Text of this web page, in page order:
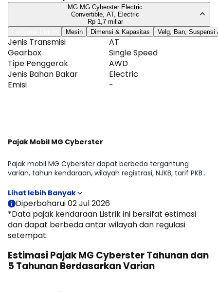
sehari-hari: efisiensi, kemudahan manuver, dan perawatan.
Tabel lengkap tersedia di halaman Spesifikasi MG
MG MG Cyberster Electric
Convertible, AT, Electric
Rp 1,7 miliar
Mesin Dimensi & Kapasitas Velg, Ban, Suspensi
Jenis Transmisi
AT
Gearbox
Single Speed
Tipe Penggerak
AWD
Jenis Bahan Bakar
Electric
Emisi
-
Pajak Mobil MG Cyberster
Pajak mobil MG Cyberster dapat berbeda tergantung
varian, tahun kendaraan, wilayah registrasi, NJKB, tarif PKB
halaman ini, Moladin menyajikan estimasi pajak tahunan
dan pajak 5 tahunan MG Cyberster untuk membantu
memperkirakan biaya kepemilikan sebelum membeli
mobil.
Diperbaharui 02 Jul 2026
*Data pajak kendaraan Listrik ini bersifat estimasi
dan dapat berbeda antar wilayah dan regulasi
setempat.
Estimasi Pajak MG Cyberster Tahunan dan
5 Tahunan Berdasarkan Varian